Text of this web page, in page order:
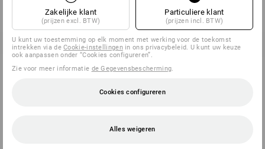
Zakelijke klant
(prijzen excl. BTW)
Particuliere klant
(prijzen incl. BTW)
U kunt uw toestemming op elk moment met werking voor de toekomst
intrekken via deCookie-instellingenin ons privacybeleid. U kunt uw keuze
ook aanpassen onder “Cookies configureren”.
Zie voor meer informatie de Gegevensbescherming
Cookies configureren
Alles weigeren